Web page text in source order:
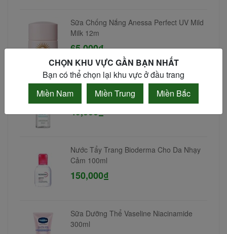
Sữa Chống Nắng Anessa Perfect UV Mild
Milk 12m
65,000₫
Nước tẩy trang da dầu mụn Simple 100ml
49,000₫
Nước Tẩy Trang Bioderma Cho Da Nhạy
Cảm 100ml
150,000₫
Sữa Dưỡng Thể Vaseline Niacinamide
300ml
CHỌN KHU VỰC GẦN BẠN NHẤT
Bạn có thể chọn lại khu vực ở đầu trang
Miền Nam
Miền Trung Miền Bắc